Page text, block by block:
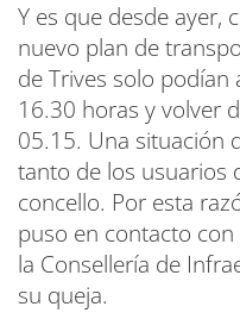
Y es que desde ayer,
nuevo plan de
de Trives solo podían
16.30 horas y volver
05.15. Una situación
tanto de los usuarios
concello. Por esta
puso en contacto
la Consellería de
su queja.